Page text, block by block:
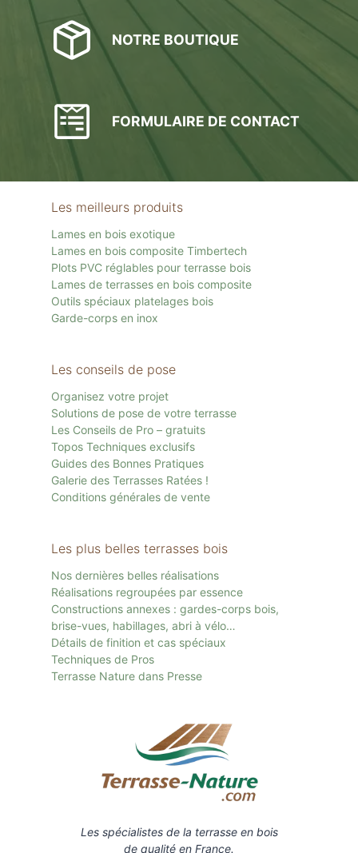
NOTRE BOUTIQUE
FORMULAIRE DE CONTACT
Les meilleurs produits
Lames en bois exotique
Lames en bois composite Timbertech
Plots PVC réglables pour terrasse bois
Lames de terrasses en bois composite
Outils spéciaux platelages bois
Garde-corps en inox
Les conseils de pose
Organisez votre projet
Solutions de pose de votre terrasse
Les Conseils de Pro – gratuits
Topos Techniques exclusifs
Guides des Bonnes Pratiques
Galerie des Terrasses Ratées !
Conditions générales de vente
Les plus belles terrasses bois
Nos dernières belles réalisations
Réalisations regroupées par essence
Constructions annexes : gardes-corps bois,
brise-vues, habillages, abri à vélo…
Détails de finition et cas spéciaux
Techniques de Pros
Terrasse Nature dans Presse
Les spécialistes de la terrasse en bois
de qualité en France.